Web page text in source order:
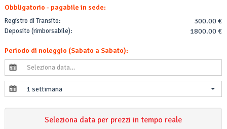
Obbligatorio - pagabile in sede:
Registro di Transito: 300.00 €
Deposito (rimborsabile): 1800.00 €
Periodo di noleggio (Sabato a Sabato):
1 settimana
Seleziona data per prezzi in tempo reale